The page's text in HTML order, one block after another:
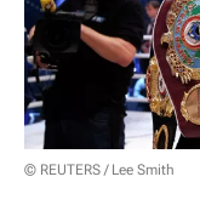
© REUTERS / Lee Smith